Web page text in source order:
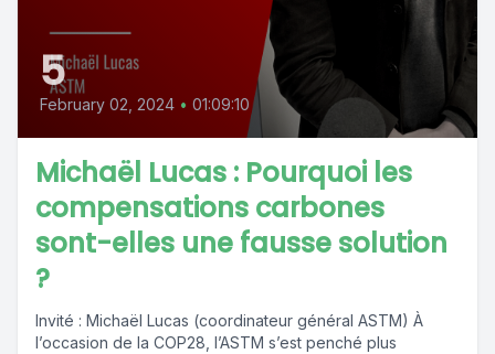
5
February 02, 2024 • 01:09:10
Michaël Lucas : Pourquoi les
compensations carbones
sont-elles une fausse solution
?
Invité : Michaël Lucas (coordinateur général ASTM) À
l’occasion de la COP28, l’ASTM s’est penché plus